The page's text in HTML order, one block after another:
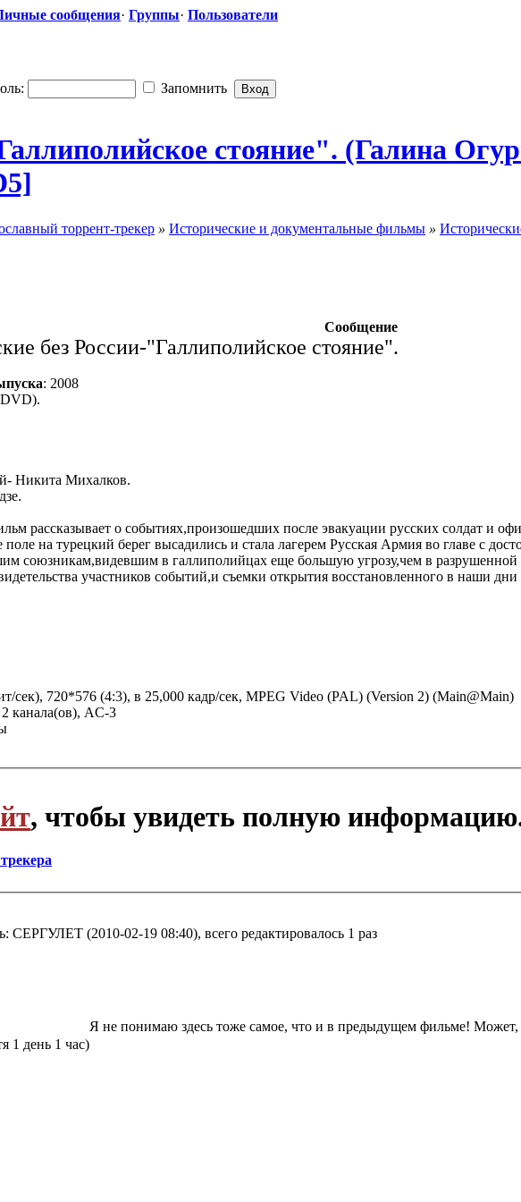
сообщения· Группы· Пользователи
Запомнить
​лийское стояние". (Галина
торрент-трекер » Исторические и документальные фильмы »
Сообщение
без России-"Галлиполийское стояние".
: 2008
Никита Михалков.
рассказывает о событиях,произошедших после эвакуации русских солдат и
на турецкий берег высадились и стала лагерем Русская Армия во главе с
союзникам,видевшим в галлиполийцах еще большую угрозу,чем в
участников событий,и съемки открытия восстановленного в наши
сек), 720*576 (4:3), в 25,000 кадр/сек, MPEG Video (PAL) (Version 2) (Main@Main)
канала(ов), AC-3
, чтобы увидеть полную
СЕРГУЛЕТ (2010-02-19 08:40), всего редактировалось 1 раз
1 день 1 час)
Я не понимаю здесь тоже самое, что и в предыдущем фильме!